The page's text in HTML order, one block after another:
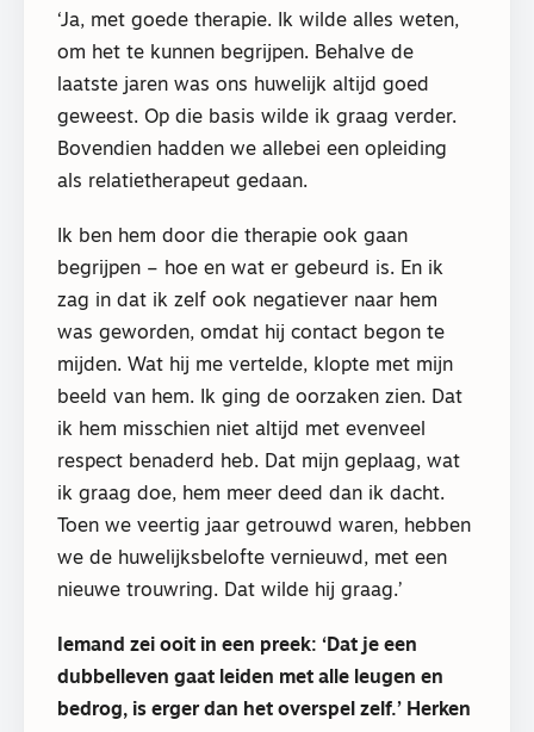
‘Ja, met goede therapie. Ik wilde alles weten,
om het te kunnen begrijpen. Behalve de
laatste jaren was ons huwelijk altijd goed
geweest. Op die basis wilde ik graag verder.
Bovendien hadden we allebei een opleiding
als relatietherapeut gedaan.
Ik ben hem door die therapie ook gaan
begrijpen – hoe en wat er gebeurd is. En ik
zag in dat ik zelf ook negatiever naar hem
was geworden, omdat hij contact begon te
mijden. Wat hij me vertelde, klopte met mijn
beeld van hem. Ik ging de oorzaken zien. Dat
ik hem misschien niet altijd met evenveel
respect benaderd heb. Dat mijn geplaag, wat
ik graag doe, hem meer deed dan ik dacht.
Toen we veertig jaar getrouwd waren, hebben
we de huwelijksbelofte vernieuwd, met een
nieuwe trouwring. Dat wilde hij graag.’
Iemand zei ooit in een preek: ‘Dat je een
dubbelleven gaat leiden met alle leugen en
bedrog, is erger dan het overspel zelf.’ Herken